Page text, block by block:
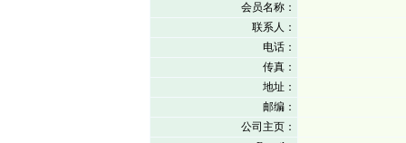
会员名称：
联系人：
电话：
传真：
地址：
邮编：
公司主页：